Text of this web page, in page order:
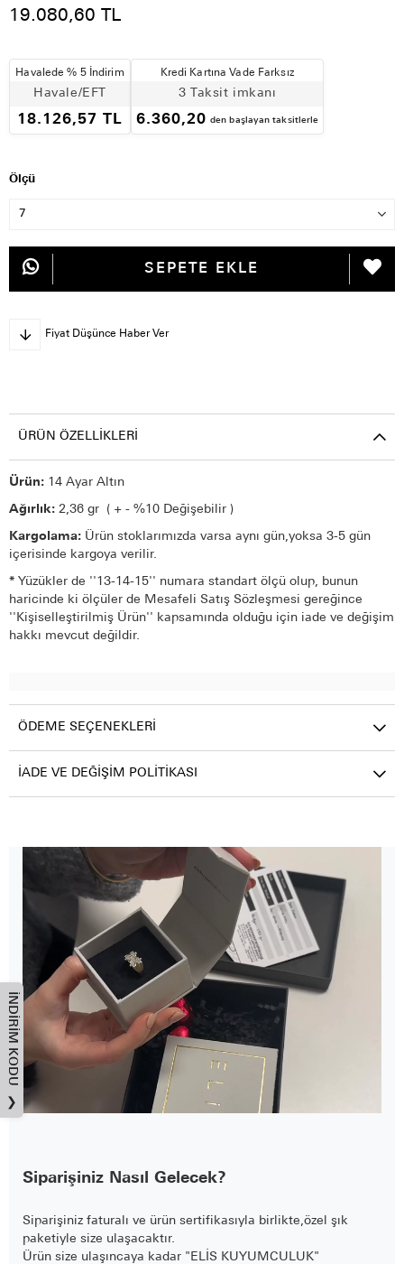
19.080,60 TL
Havalede % 5 İndirim
Havale/EFT
18.126,57 TL
Kredi Kartına Vade Farksız
3 Taksit imkanı
6.360,20 den başlayan taksitlerle
Ölçü
Fiyat Düşünce Haber Ver
ÜRÜN ÖZELLIKLERI
Ürün: 14 Ayar Altın
Ağırlık: 2,36 gr ( + - %10 Değişebilir )
Kargolama: Ürün stoklarımızda varsa aynı gün,yoksa 3-5 gün
içerisinde kargoya verilir.
* Yüzükler de ''13-14-15'' numara standart ölçü olup, bunun
haricinde ki ölçüler de Mesafeli Satış Sözleşmesi gereğince
''Kişiselleştirilmiş Ürün'' kapsamında olduğu için iade ve değişim
hakkı mevcut değildir.
ÖDEME SEÇENEKLERI
İADE VE DEĞIŞIM POLITIKASI
Siparişiniz Nasıl Gelecek?
Siparişiniz faturalı ve ürün sertifikasıyla birlikte,özel şık
paketiyle size ulaşacaktır.
Ürün size ulaşıncaya kadar "ELİS KUYUMCULUK"
İNDIRIM KODU
❯